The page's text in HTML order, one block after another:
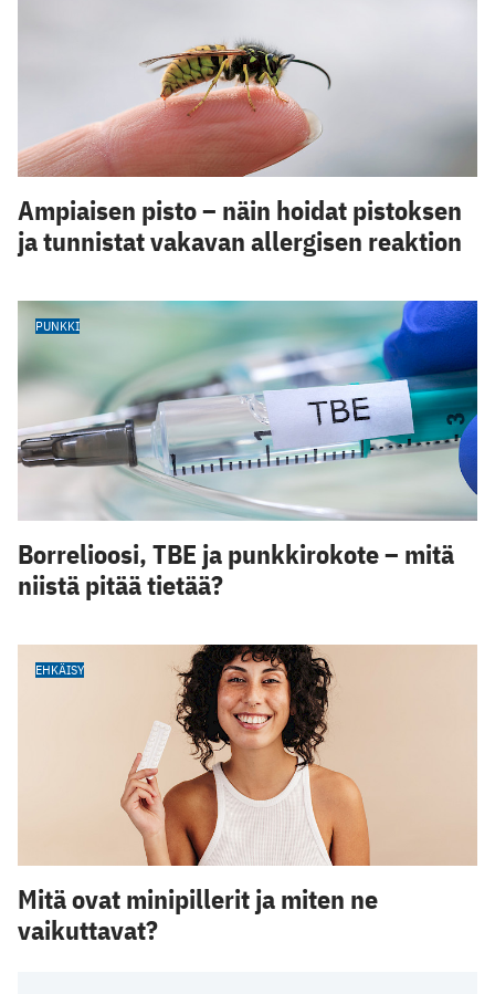
Ampiaisen pisto – näin hoidat pistoksen
ja tunnistat vakavan allergisen reaktion
PUNKKI
Borrelioosi, TBE ja punkkirokote – mitä
niistä pitää tietää?
EHKÄISY
Mitä ovat minipillerit ja miten ne
vaikuttavat?